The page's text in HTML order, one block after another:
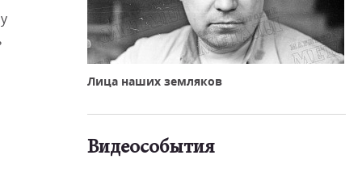
Лица наших земляков
Видеособытия